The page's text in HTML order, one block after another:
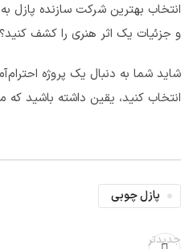
انتخاب بهترین شرکت سازنده پازل
و جزئیات یک اثر هنری را کشف کنید؟
شاید شما به دنبال یک پروژه
انتخاب کنید، یقین داشته باشید
پازل چوبی
جدیدتر